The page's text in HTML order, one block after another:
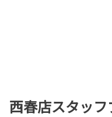
西春店スタッ